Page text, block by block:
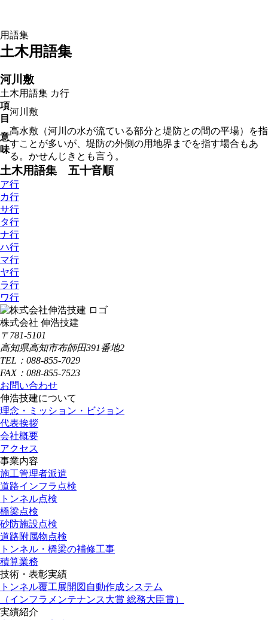
用語集
土木用語集
河川敷
土木用語集 カ行
項
目
河川敷
意
味
高水敷（河川の水が流ている部分と堤防との間の平場）を指
すことが多いが、堤防の外側の用地界までを指す場合もあ
る。かせんじきとも言う。
土木用語集 五十音順
ア行
カ行
サ行
タ行
ナ行
ハ行
マ行
ヤ行
ラ行
ワ行
株式会社 伸浩技建
〒781-5101
高知県高知市布師田391番地2
TEL：088-855-7029
FAX：088-855-7523
お問い合わせ
伸浩技建について
理念・ミッション・ビジョン
代表挨拶
会社概要
アクセス
事業内容
施工管理者派遣
道路インフラ点検
トンネル点検
橋梁点検
砂防施設点検
道路附属物点検
トンネル・橋梁の補修工事
積算業務
技術・表彰実績
トンネル覆工展開図自動作成システム
（インフラメンテナンス大賞 総務大臣賞）
実績紹介